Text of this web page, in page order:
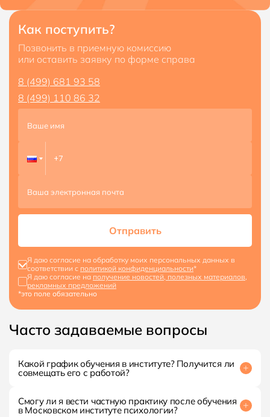
Как поступить?
Позвонить в приемную комиссию
или оставить заявку по форме справа
8 (499) 681 93 58
8 (499) 110 86 32
Отправить
Я даю согласие на обработку моих персональных данных в
соответствии с политикой конфиденциальности*
Я даю согласие на получение новостей, полезных материалов,
рекламных предложений
*это поле обязательно
Часто задаваемые вопросы
Какой график обучения в институте? Получится ли
совмещать его с работой?
расписание занятий заранее известно.
Смогу ли я вести частную практику после обучения
в Московском институте психологии?